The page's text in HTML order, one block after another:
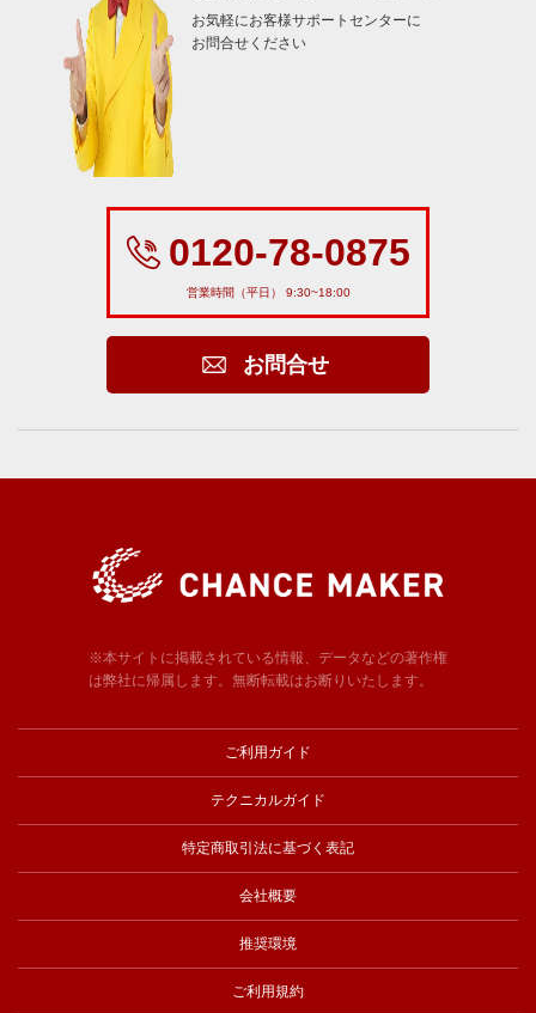
お気軽にお客様サポートセンターに
お問合せください
0120-78-0875
営業時間（平日） 9:30~18:00
お問合せ
※本サイトに掲載されている情報、データなどの著作権
は弊社に帰属します。無断転載はお断りいたします。
ご利用ガイド
テクニカルガイド
特定商取引法に基づく表記
会社概要
推奨環境
ご利用規約